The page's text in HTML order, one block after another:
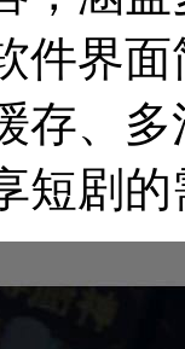
件界
存、
短剧